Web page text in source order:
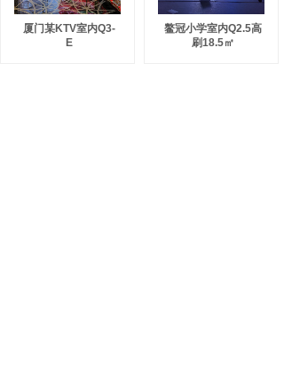
厦门某KTV室内Q3-
E
鳌冠小学室内Q2.5高
刷18.5㎡